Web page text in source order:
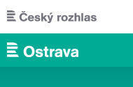
Přejít k hlavnímu obsahu